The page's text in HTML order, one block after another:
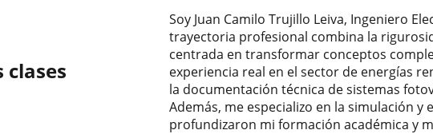
clases
​Soy Juan Camilo Trujillo Leiva, Ingeniero
trayectoria profesional combina la
centrada en transformar conceptos
experiencia real en el sector de energías
la documentación técnica de sistemas
Además, me especializo en la simulación y
profundizaron mi formación académica y